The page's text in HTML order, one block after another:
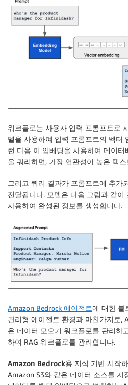
워크플로는 사용자 입력 프롬프트로
델을 사용하여 입력 프롬프트의 벡터
런 다음 이 임베딩을 사용하여 데이
을 쿼리하면, 가장 연관성이 높은 텍
그리고 쿼리 결과가 프롬프트에 추가
전달됩니다. 모델은 다음 그림과 같
사용하여 완성된 정보를 생성합니다.
Amazon Bedrock 에이전트에 대한 블
관리형 에이전트 환경과 마찬가지로,
은 데이터 모으기 워크플로를 관리하
하여 RAG 워크플로를 관리합니다.
Amazon Bedrock용 지식 기반 시작
Amazon S3와 같은 데이터 소스를 지